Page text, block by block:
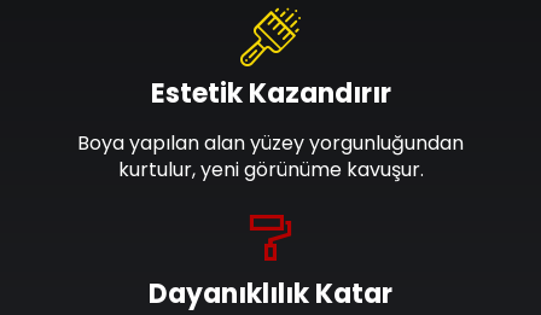
Dayanıklılık Katar
Estetik Kazandırır
Boya yapılan alan yüzey yorgunluğundan
kurtulur, yeni görünüme kavuşur.